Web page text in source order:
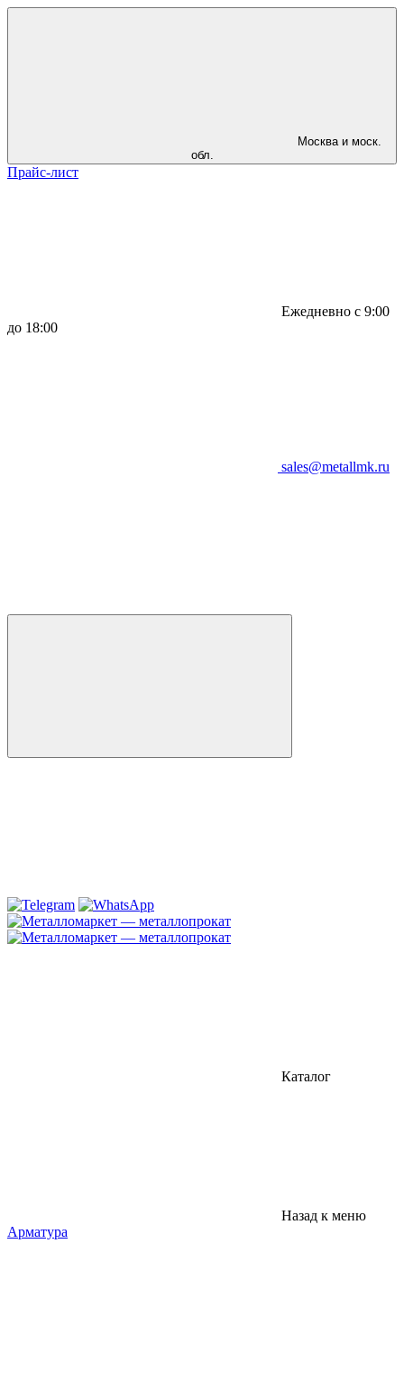
Москва и моск.
обл.
Прайс-лист
Ежедневно с 9:00
до 18:00
sales@metallmk.ru
Каталог
Назад к меню
Арматура